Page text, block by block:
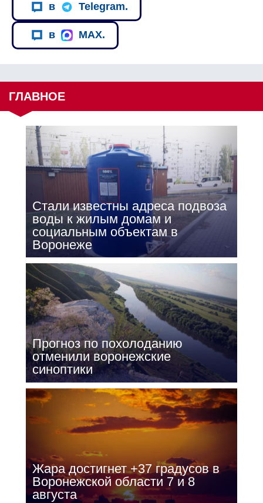
в Telegram.
в MAX.
ГЛАВНОЕ
Стали известны адреса подвоза
воды к жилым домам и
социальным объектам в
Воронеже
Прогноз по похолоданию
отменили воронежские
синоптики
Жара достигнет +37 градусов в
Воронежской области 7 и 8
августа